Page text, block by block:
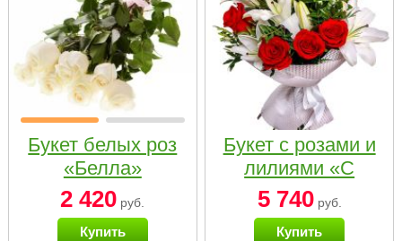
Букет белых роз
«Белла»
2 420 руб.
Купить
Букет с розами и
лилиями «С
наилучшими
пожеланиями»
5 740руб.
Купить